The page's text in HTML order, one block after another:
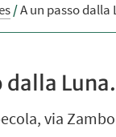
/A un passo
dalla
via